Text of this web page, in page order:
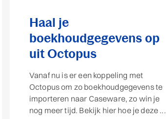
Haal je
boekhoudgegevens op
uit Octopus
Vanaf nu is er een koppeling met
Octopus om zo boekhoudgegevens te
importeren naar Caseware, zo win je
nog meer tijd. Bekijk hier hoe je deze ...